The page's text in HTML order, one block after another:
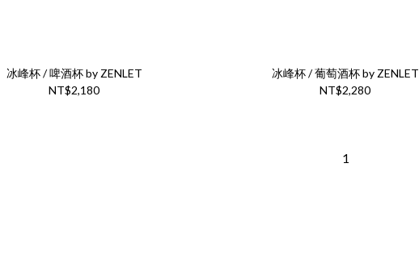
冰峰杯 / 啤酒杯 by ZENLET
NT$2,180
冰峰杯 / 葡萄酒杯 by ZENLET
NT$2,280
1